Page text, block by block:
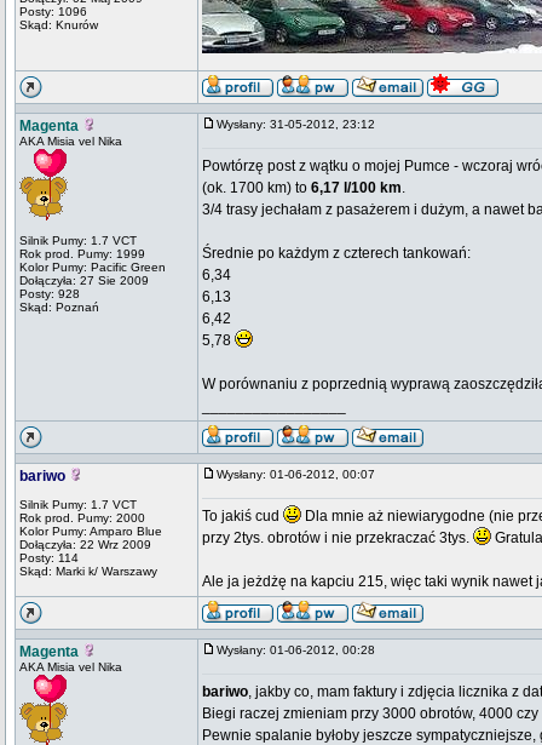
Posty: 1096
Skąd: Knurów
Magenta
AKA Misia vel Nika
Silnik Pumy: 1.7 VCT
Rok prod. Pumy: 1999
Kolor Pumy: Pacific Green
Dołączyła: 27 Sie 2009
Posty: 928
Skąd: Poznań
Wysłany: 31-05-2012, 23:12
Powtórzę post z wątku o mojej Pumce - wczoraj
(ok. 1700 km) to 6,17 l/100 km.
3/4 trasy jechałam z pasażerem i dużym, a nawet
Średnie po każdym z czterech tankowań:
6,34
6,13
6,42
5,78
W porównaniu z poprzednią wyprawą
bariwo
Silnik Pumy: 1.7 VCT
Rok prod. Pumy: 2000
Kolor Pumy: Amparo Blue
Dołączyła: 22 Wrz 2009
Posty: 114
Skąd: Marki k/ Warszawy
Wysłany: 01-06-2012, 00:07
To jakiś cud
Dla mnie aż niewiarygodne (nie
przy 2tys. obrotów i nie przekraczać 3tys.
Ale ja jeżdżę na kapciu 215, więc taki wynik nawet
Magenta
AKA Misia vel Nika
Wysłany: 01-06-2012, 00:28
bariwo, jakby co, mam faktury i zdjęcia licznika z
Biegi raczej zmieniam przy 3000 obrotów, 4000
Pewnie spalanie byłoby jeszcze